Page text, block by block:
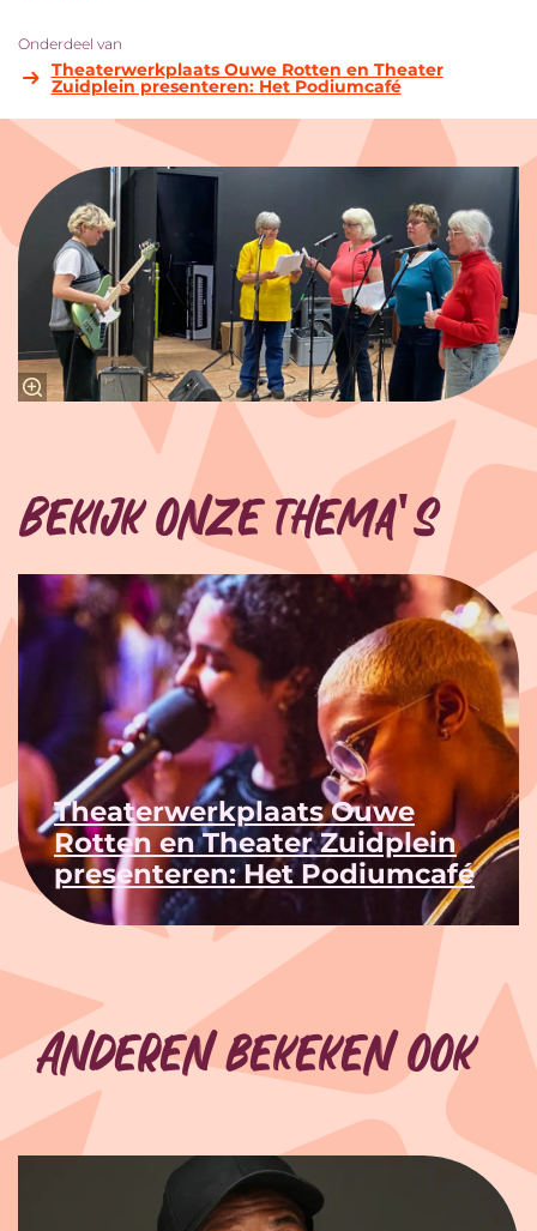
Onderdeel van
Theaterwerkplaats Ouwe Rotten en Theater
Zuidplein presenteren: Het Podiumcafé
Bekijk onze thema's
Theaterwerkplaats Ouwe
Rotten en Theater Zuidplein
presenteren: Het Podiumcafé
Anderen bekeken ook
Overslaan